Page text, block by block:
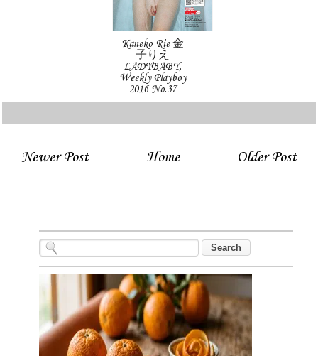
Kaneko Rie 金
子りえ
LADYBABY,
Weekly Playboy
2016 No.37
Newer Post Older Post
Home